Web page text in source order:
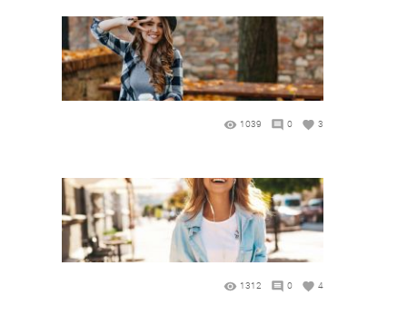
1039 0 3
1312 0 4